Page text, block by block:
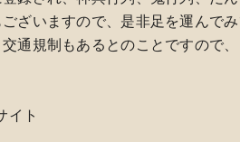
ざいますので、是非足を運んで
通規制もあるとのことですので
イト